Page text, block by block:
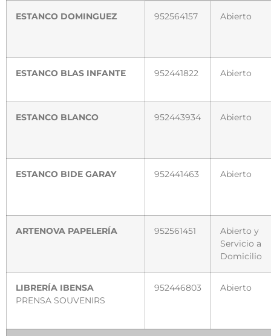
ESTANCO DOMINGUEZ 952564157 Abierto
ESTANCO BLAS INFANTE 952441822 Abierto
ESTANCO BLANCO 952443934 Abierto
ESTANCO BIDE GARAY 952441463 Abierto
ARTENOVA PAPELERÍA 952561451
Abierto y
Servicio a
Domicilio
LIBRERÍA IBENSA
PRENSA SOUVENIRS
952446803 Abierto